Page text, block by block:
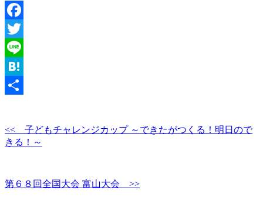
Facebook
Twitter
Line
Hatena
<< 子どもチャレンジカップ ～できたがつくる！明日ので
きる！～
第６８回全国大会 富山大会 >>